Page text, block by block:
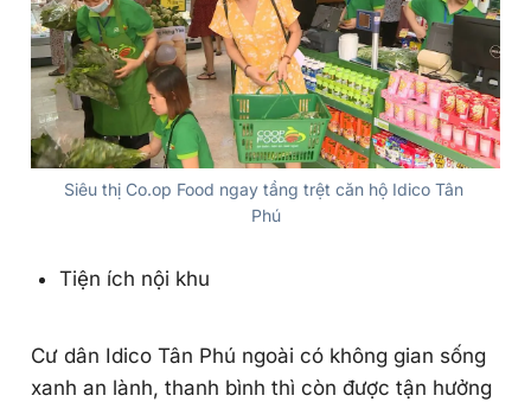
Siêu thị Co.op Food ngay tầng trệt căn hộ Idico Tân
Phú
Tiện ích nội khu
Cư dân Idico Tân Phú ngoài có không gian sống
xanh an lành, thanh bình thì còn được tận hưởng